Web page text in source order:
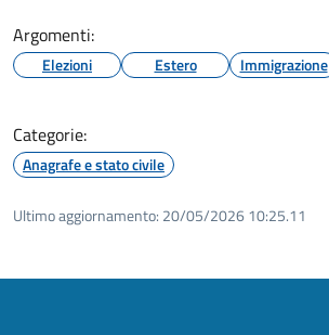
Argomenti:
Elezioni Estero Immigrazione
Categorie:
Anagrafe e stato civile
Ultimo aggiornamento: 20/05/2026 10:25.11